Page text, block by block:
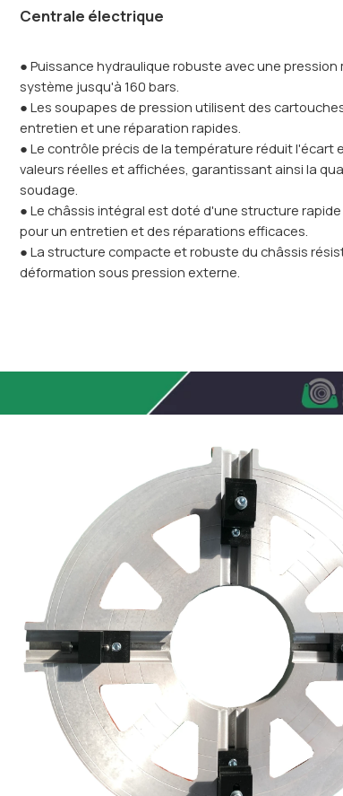
Centrale électrique
● Puissance hydraulique robuste avec une pression
système jusqu'à 160 bars.
● Les soupapes de pression utilisent des
entretien et une réparation rapides.
● Le contrôle précis de la température réduit l'écart
valeurs réelles et affichées, garantissant ainsi la
soudage.
● Le châssis intégral est doté d'une structure
pour un entretien et des réparations efficaces.
● La structure compacte et robuste du châssis
déformation sous pression externe.